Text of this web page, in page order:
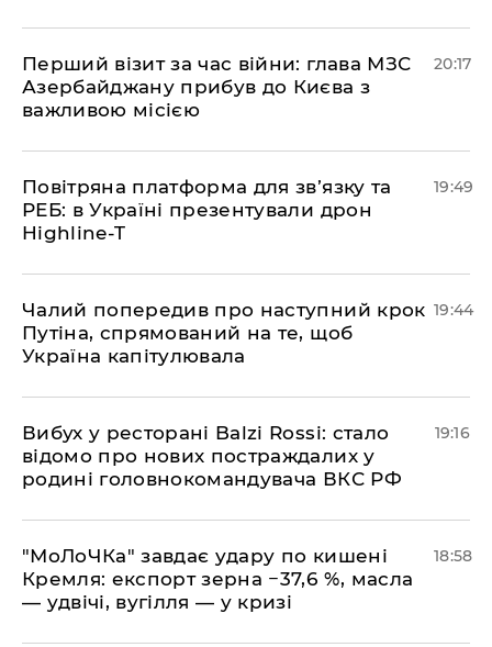
​Перший візит за час війни: глава МЗС
Азербайджану прибув до Києва з
важливою місією
20:17
​Повітряна платформа для зв’язку та
РЕБ: в Україні презентували дрон
Highline-T
19:49
​Чалий попередив про наступний крок
Путіна, спрямований на те, щоб
Україна капітулювала
19:44
​Вибух у ресторані Balzi Rossi: стало
відомо про нових постраждалих у
родині головнокомандувача ВКС РФ
19:16
​"МоЛоЧКа" завдає удару по кишені
Кремля: експорт зерна −37,6 %, масла
— удвічі, вугілля — у кризі
18:58